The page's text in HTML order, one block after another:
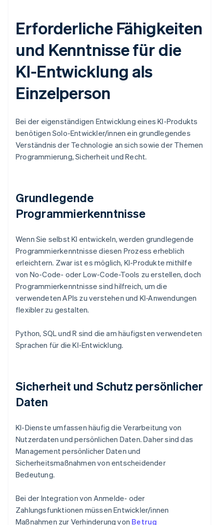
Erforderliche Fähigkeiten
und Kenntnisse für die
KI-Entwicklung als
Einzelperson
Bei der eigenständigen Entwicklung eines KI-Produkts
benötigen Solo-Entwickler/innen ein grundlegendes
Verständnis der Technologie an sich sowie der Themen
Programmierung, Sicherheit und Recht.
Grundlegende
Programmierkenntnisse
Wenn Sie selbst KI entwickeln, werden grundlegende
Programmierkenntnisse diesen Prozess erheblich
erleichtern. Zwar ist es möglich, KI-Produkte mithilfe
von No-Code- oder Low-Code-Tools zu erstellen, doch
Programmierkenntnisse sind hilfreich, um die
verwendeten APIs zu verstehen und KI-Anwendungen
flexibler zu gestalten.
Python, SQL und R sind die am häufigsten verwendeten
Sprachen für die KI-Entwicklung.
Sicherheit und Schutz persönlicher
Daten
KI-Dienste umfassen häufig die Verarbeitung von
Nutzerdaten und persönlichen Daten. Daher sind das
Management persönlicher Daten und
Sicherheitsmaßnahmen von entscheidender
Bedeutung.
Bei der Integration von Anmelde- oder
Zahlungsfunktionen müssen Entwickler/innen
Maßnahmen zur Verhinderung von Betrug